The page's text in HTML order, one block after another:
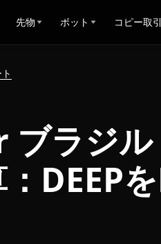
先物 ボット コピー取引
ブラジル
DEEP